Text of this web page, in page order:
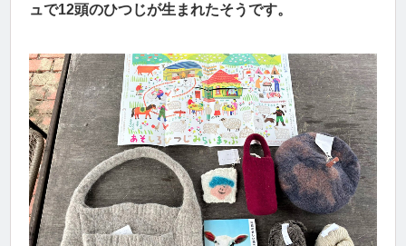
ュで12頭のひつじが生まれたそうです。